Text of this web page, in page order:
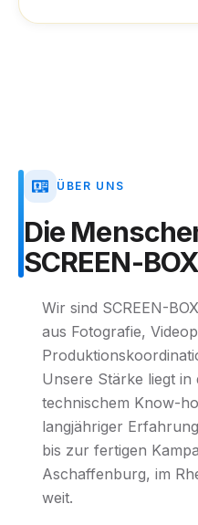
ÜBER UNS
Die
SCREEN-
Wir sind SCREEN-
aus Fotografie,
Unsere Stärke liegt in
technischem Know-
langjähriger
bis zur fertigen
Aschaffenburg, im
weit.